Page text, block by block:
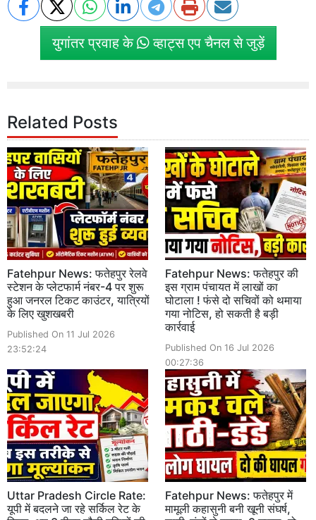
युगांतर प्रवाह के व्हाट्स एप चैनल से जुड़ें
Related Posts
Fatehpur News: फतेहपुर रेलवे
स्टेशन के प्लेटफार्म नंबर-4 पर शुरू
हुआ जनरल टिकट काउंटर, यात्रियों
के लिए खुशखबरी
Published On 11 Jul 2026
23:52:24
Fatehpur News: फतेहपुर की
इस ग्राम पंचायत में लाखों का
घोटाला ! फंसे दो सचिवों को थमाया
गया नोटिस, हो सकती है बड़ी
कार्रवाई
Published On 16 Jul 2026
00:27:36
Uttar Pradesh Circle Rate:
यूपी में बदलने जा रहे सर्किल रेट के
Fatehpur News: फतेहपुर में
मामूली कहासुनी बनी खूनी संघर्ष,